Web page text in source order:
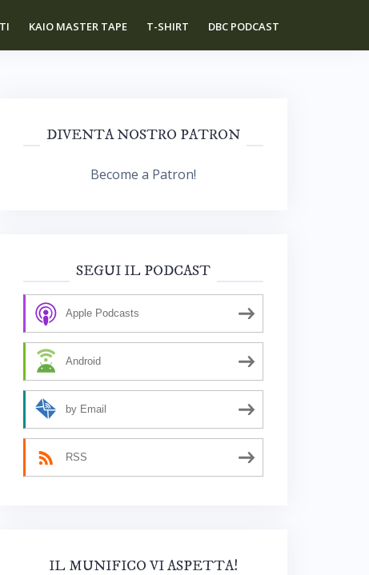
KAIO MASTER TAPE T-SHIRT DBC PODCAST
DIVENTA NOSTRO PATRON
Become a Patron!
SEGUI IL PODCAST
Apple Podcasts
Android
by Email
RSS
IL MUNIFICO VI ASPETTA!